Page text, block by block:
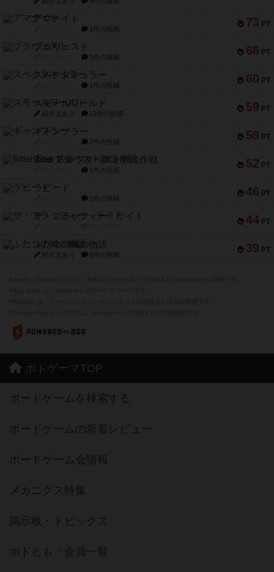
73 PT
アマナイト
1件の投稿
66 PT
ブラヴェスト
1件の投稿
60 PT
スペクタキュラー
1件の投稿
59 PT
スモールワールド
紹介文あり 13件の投稿
58 PT
ギャンブラー
2件の投稿
52 PT
Bitter End ブタペスト救出作戦
1件の投稿
46 PT
ラピード
1件の投稿
44 PT
ザ・フラッフィー・ライト
39 PT
ふたつの城の物語
紹介文あり 6件の投稿
ボドゲーマTOP
ボードゲームを検索する
ボードゲームの新着レビュー
ボードゲーム会情報
メカニクス特集
掲示板・トピックス
ボドとも・会員一覧